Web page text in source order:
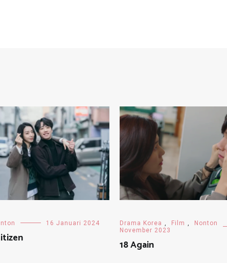
16 Januari 2024 Drama Korea , Film , Nonton
November 2023
18 Again